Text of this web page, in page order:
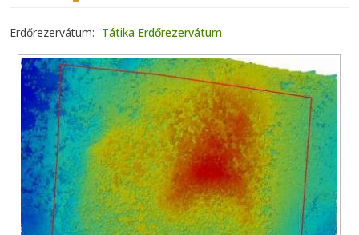
Erdőrezervátum Tátika Erdőrezervátum